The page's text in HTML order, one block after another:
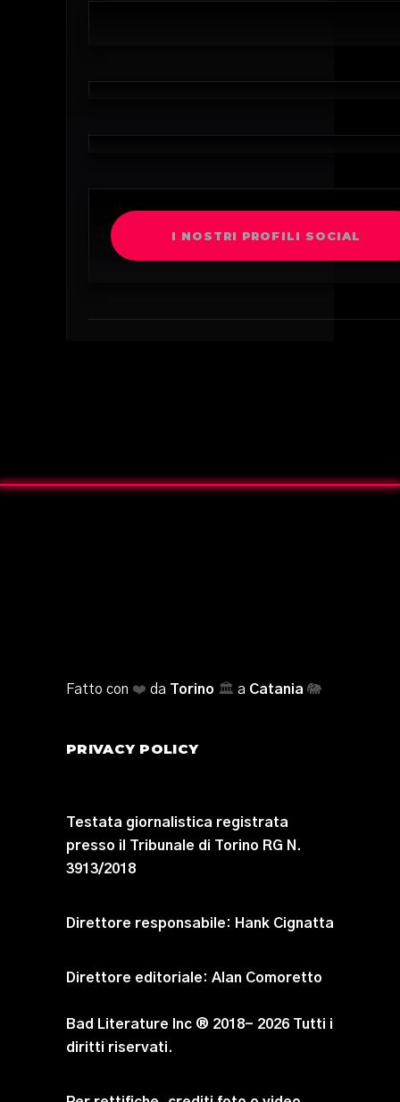
I NOSTRI PROFILI SOCIAL
Fatto con ❤️ da Torino 🏛️ a Catania 🐘
PRIVACY POLICY
Testata giornalistica registrata
presso il Tribunale di Torino RG N.
3913/2018
Direttore responsabile: Hank Cignatta
Direttore editoriale: Alan Comoretto
Bad Literature Inc ® 2018- 2026 Tutti i
diritti riservati.